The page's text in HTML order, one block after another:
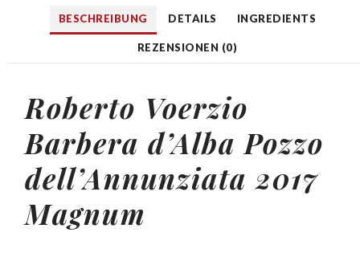
BESCHREIBUNG DETAILS INGREDIENTS
REZENSIONEN (0)
Roberto Voerzio
Barbera d’Alba Pozzo
dell’Annunziata 2017
Magnum